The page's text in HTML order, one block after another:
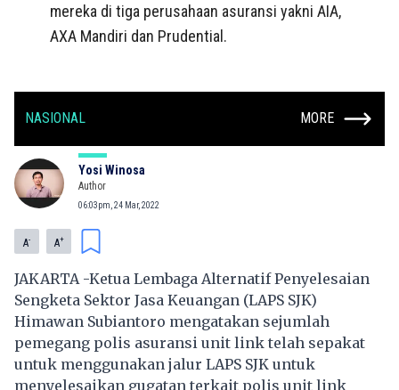
mereka di tiga perusahaan asuransi yakni AIA,
AXA Mandiri dan Prudential.
NASIONAL MORE
Yosi Winosa
Author
06:03pm, 24 Mar, 2022
A- A+
JAKARTA -Ketua Lembaga Alternatif Penyelesaian
Sengketa Sektor Jasa Keuangan (LAPS SJK)
Himawan Subiantoro mengatakan sejumlah
pemegang polis asuransi unit link telah sepakat
untuk menggunakan jalur LAPS SJK untuk
menyelesaikan gugatan terkait polis unit link